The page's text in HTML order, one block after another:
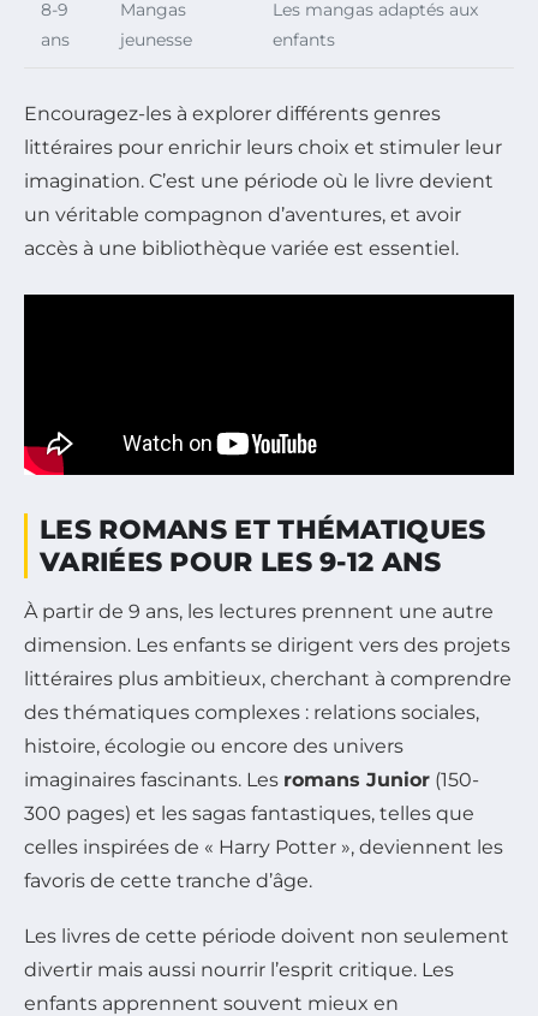
8-9
ans
Mangas
jeunesse
Les mangas adaptés aux
enfants
Encouragez-les à explorer différents genres
littéraires pour enrichir leurs choix et stimuler leur
imagination. C’est une période où le livre devient
un véritable compagnon d’aventures, et avoir
accès à une bibliothèque variée est essentiel.
LES ROMANS ET THÉMATIQUES
VARIÉES POUR LES 9-12 ANS
À partir de 9 ans, les lectures prennent une autre
dimension. Les enfants se dirigent vers des projets
littéraires plus ambitieux, cherchant à comprendre
des thématiques complexes : relations sociales,
histoire, écologie ou encore des univers
imaginaires fascinants. Les romans Junior (150-
300 pages) et les sagas fantastiques, telles que
celles inspirées de « Harry Potter », deviennent les
favoris de cette tranche d’âge.
Les livres de cette période doivent non seulement
divertir mais aussi nourrir l’esprit critique. Les
enfants apprennent souvent mieux en